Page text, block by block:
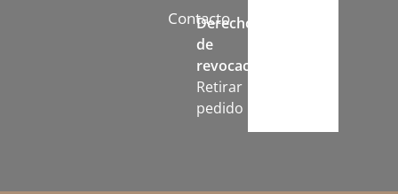
Contacto
Derecho
de
revocación:
Retirar
pedido